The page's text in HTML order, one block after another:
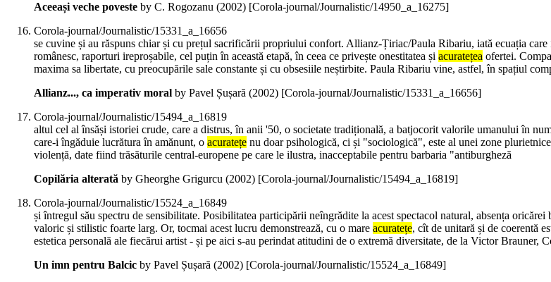
Aceeași veche poveste by C. Rogozanu (2002) [Corola-journal/Journalistic/14950_a_16275]
Corola-journal/Journalistic/15331_a_16656
se cuvine și au răspuns chiar și cu prețul sacrificării propriului confort. Allianz-Țiriac/Paula Ribariu, iată ecuația
românesc, raporturi ireproșabile, cel puțin în această etapă, în ceea ce privește onestitatea și acuratețea ofertei.
maxima sa libertate, cu preocupările sale constante și cu obsesiile neștirbite. Paula Ribariu vine, astfel, în spațiul
Allianz..., ca imperativ moral by Pavel Șușară (2002) [Corola-journal/Journalistic/15331_a_16656]
Corola-journal/Journalistic/15494_a_16819
altul cel al însăși istoriei crude, care a distrus, în anii '50, o societate tradițională, a batjocorit valorile umanului în
care-i îngăduie lucrătura în amănunt, o acuratețe nu doar psihologică, ci și "sociologică", este al unei zone
violență, date fiind trăsăturile central-europene pe care le ilustra, inacceptabile pentru barbaria "antiburgheză
Copilăria alterată by Gheorghe Grigurcu (2002) [Corola-journal/Journalistic/15494_a_16819]
Corola-journal/Journalistic/15524_a_16849
și întregul său spectru de sensibilitate. Posibilitatea participării neîngrădite la acest spectacol natural, absența
valoric și stilistic foarte larg. Or, tocmai acest lucru demonstrează, cu o mare acuratețe, cît de unitară și de coerentă
estetica personală ale fiecărui artist - și pe aici s-au perindat atitudini de o extremă diversitate, de la Victor Brauner,
Un imn pentru Balcic by Pavel Șușară (2002) [Corola-journal/Journalistic/15524_a_16849]